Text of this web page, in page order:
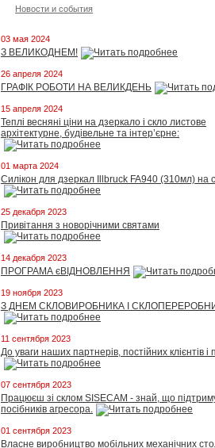
Новости и события
03 мая 2024
З ВЕЛИКОДНЕМ!
26 апреля 2024
ГРАФІК РОБОТИ НА ВЕЛИКДЕНЬ
15 апреля 2024
Теплі весняні ціни на дзеркало і скло листове
архітектурне, будівельне та інтер’єрне:
01 марта 2024
Силікон для дзеркал Illbruck FA940 (310мл) на
25 декабря 2023
Привітання з новорічними святами
14 декабря 2023
ПРОГРАМА єВІДНОВЛЕННЯ
19 ноября 2023
З ДНЕМ СКЛОВИРОБНИКА І
11 сентября 2023
До уваги наших партнерів, постійних клієнтів і
07 сентября 2023
Працюєш зі склом SISECAM - знай, що
посібників агресора.
01 сентября 2023
Власне виробництво мобільних механічних